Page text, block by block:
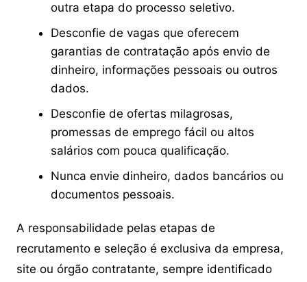
outra etapa do processo seletivo.
Desconfie de vagas que oferecem
garantias de contratação após envio de
dinheiro, informações pessoais ou outros
dados.
Desconfie de ofertas milagrosas,
promessas de emprego fácil ou altos
salários com pouca qualificação.
Nunca envie dinheiro, dados bancários ou
documentos pessoais.
A responsabilidade pelas etapas de
recrutamento e seleção é exclusiva da empresa,
site ou órgão contratante, sempre identificado